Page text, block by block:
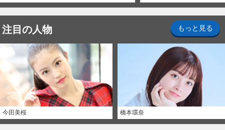
注目の人物 もっと見る
今田美桜 橋本環奈